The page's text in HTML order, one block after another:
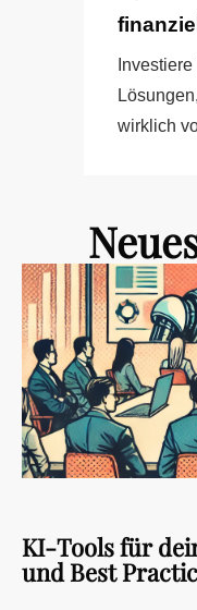
wirklich
KI-Tools für
und Best